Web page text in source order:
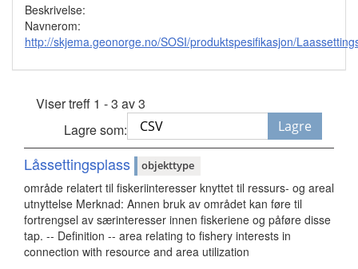
Beskrivelse:
Navnerom:
http://skjema.geonorge.no/SOSI/produktspesifikasjon/
Viser treff 1 - 3 av 3
Lagre som:
Lagre
Låssettingsplass objekttype
område relatert til fiskeriinteresser knyttet til ressurs- og areal
utnyttelse Merknad: Annen bruk av området kan føre til
fortrengsel av særinteresser innen fiskeriene og påføre disse
tap. -- Definition -- area relating to fishery interests in
connection with resource and area utilization